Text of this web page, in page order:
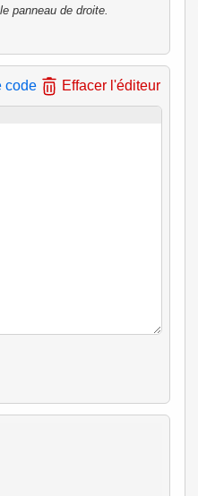
panneau de droite.
code Effacer l'éditeur